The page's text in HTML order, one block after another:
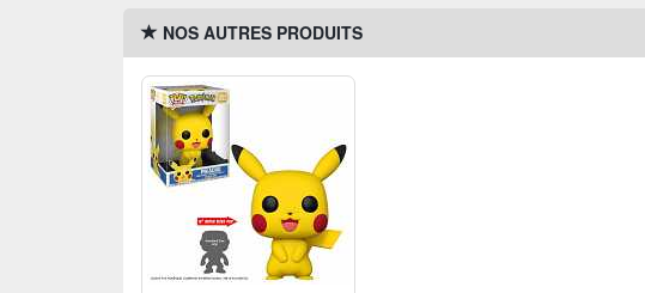
NOS AUTRES PRODUITS